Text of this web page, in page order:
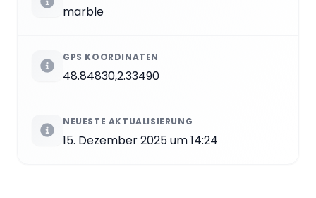
marble
GPS KOORDINATEN
48.84830,2.33490
NEUESTE AKTUALISIERUNG
15. Dezember 2025 um 14:24